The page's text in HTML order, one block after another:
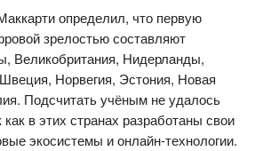
определил, что первую
зрелостью составляют
Великобритания, Нидерланды,
Норвегия, Эстония, Новая
Подсчитать учёным не удалось
в этих странах разработаны свои
экосистемы и онлайн-технологии.